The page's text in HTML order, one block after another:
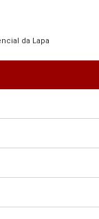
da Lapa